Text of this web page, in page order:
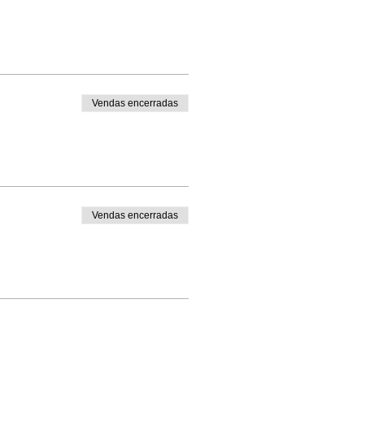
Vendas encerradas
Vendas encerradas